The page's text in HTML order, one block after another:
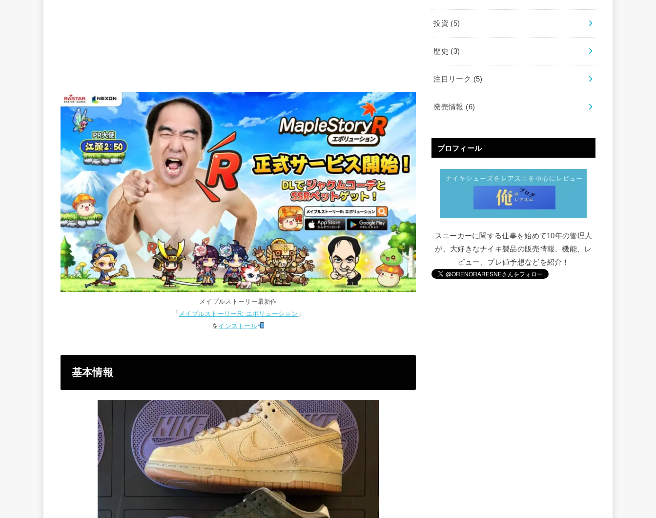
メイプルストーリー最新作
「 メイプルストーリーR: エボリューション 」
をインストール
基本情報
投資 (5)
歴史 (3)
注目リーク (5)
発売情報 (6)
プロフィール
スニーカーに関する仕事を始めて10年の管理人
が、大好きなナイキ製品の販売情報、機能、レ
ビュー、プレ値予想などを紹介！